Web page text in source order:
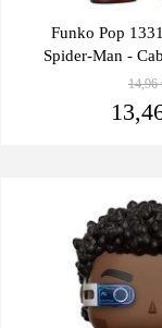
Funko Pop
Spider-Man -
14,96